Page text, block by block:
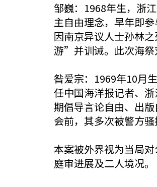
邹巍：1968年生，浙
主自由理念，早年即
因南京异议人士孙林
游”并训诫。此次海祭
昝爱宗：1969年10月
任中国海洋报记者、
期倡导言论自由、出
会前，其多次被警方
本案被外界视为当局
庭审进展及二人境况。